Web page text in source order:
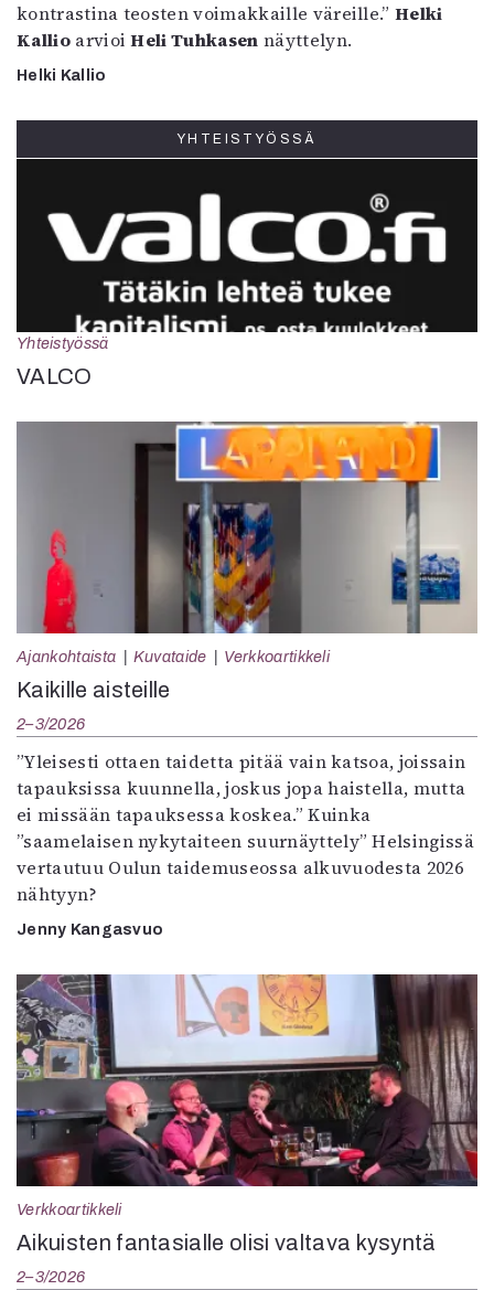
kontrastina teosten voimakkaille väreille.”Helki
KallioarvioiHeli Tuhkasen näyttelyn.
Helki Kallio
YHTEISTYÖSSÄ
Yhteistyössä
VALCO
Ajankohtaista Kuvataide Verkkoartikkeli
Kaikille aisteille
2–3/2026
”Yleisesti ottaen taidetta pitää vain katsoa, joissain
tapauksissa kuunnella, joskus jopa haistella, mutta
ei missään tapauksessa koskea.” Kuinka
”saamelaisen nykytaiteen suurnäyttely” Helsingissä
vertautuu Oulun taidemuseossa alkuvuodesta 2026
nähtyyn?
Jenny Kangasvuo
Verkkoartikkeli
Aikuisten fantasialle olisi valtava kysyntä
2–3/2026